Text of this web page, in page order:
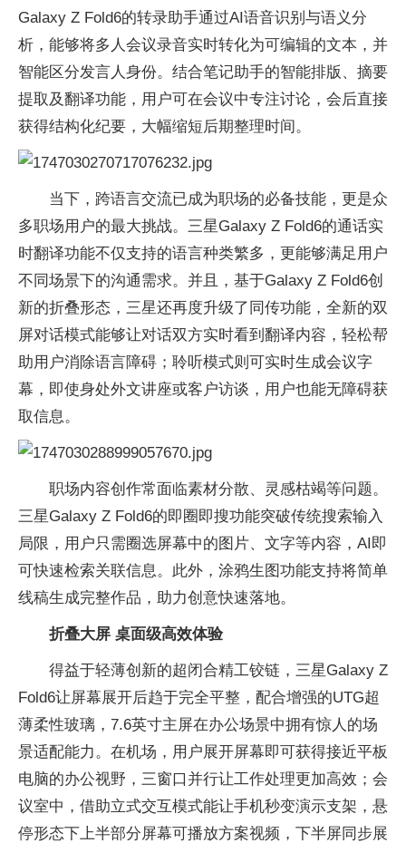
Galaxy Z Fold6的转录助手通过AI语音识别与语义分
析，能够将多人会议录音实时转化为可编辑的文本，并
智能区分发言人身份。结合笔记助手的智能排版、摘要
提取及翻译功能，用户可在会议中专注讨论，会后直接
获得结构化纪要，大幅缩短后期整理时间。
当下，跨语言交流已成为职场的必备技能，更是众
多职场用户的最大挑战。三星Galaxy Z Fold6的通话实
时翻译功能不仅支持的语言种类繁多，更能够满足用户
不同场景下的沟通需求。并且，基于Galaxy Z Fold6创
新的折叠形态，三星还再度升级了同传功能，全新的双
屏对话模式能够让对话双方实时看到翻译内容，轻松帮
助用户消除语言障碍；聆听模式则可实时生成会议字
幕，即使身处外文讲座或客户访谈，用户也能无障碍获
取信息。
职场内容创作常面临素材分散、灵感枯竭等问题。
三星Galaxy Z Fold6的即圈即搜功能突破传统搜索输入
局限，用户只需圈选屏幕中的图片、文字等内容，AI即
可快速检索关联信息。此外，涂鸦生图功能支持将简单
线稿生成完整作品，助力创意快速落地。
折叠大屏 桌面级高效体验
得益于轻薄创新的超闭合精工铰链，三星Galaxy Z
Fold6让屏幕展开后趋于完全平整，配合增强的UTG超
薄柔性玻璃，7.6英寸主屏在办公场景中拥有惊人的场
景适配能力。在机场，用户展开屏幕即可获得接近平板
电脑的办公视野，三窗口并行让工作处理更加高效；会
议室中，借助立式交互模式能让手机秒变演示支架，悬
停形态下上半部分屏幕可播放方案视频，下半屏同步展